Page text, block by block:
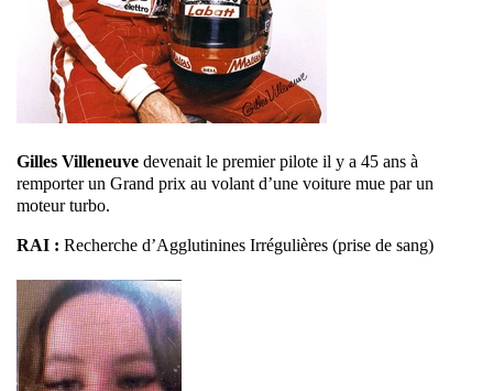
Gilles Villeneuve devenait le premier pilote il y a 45 ans à
remporter un Grand prix au volant d’une voiture mue par un
moteur turbo.
RAI : Recherche d’Agglutinines Irrégulières (prise de sang)